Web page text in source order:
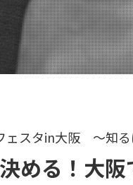
ェスタin大阪 ～知る
める！大